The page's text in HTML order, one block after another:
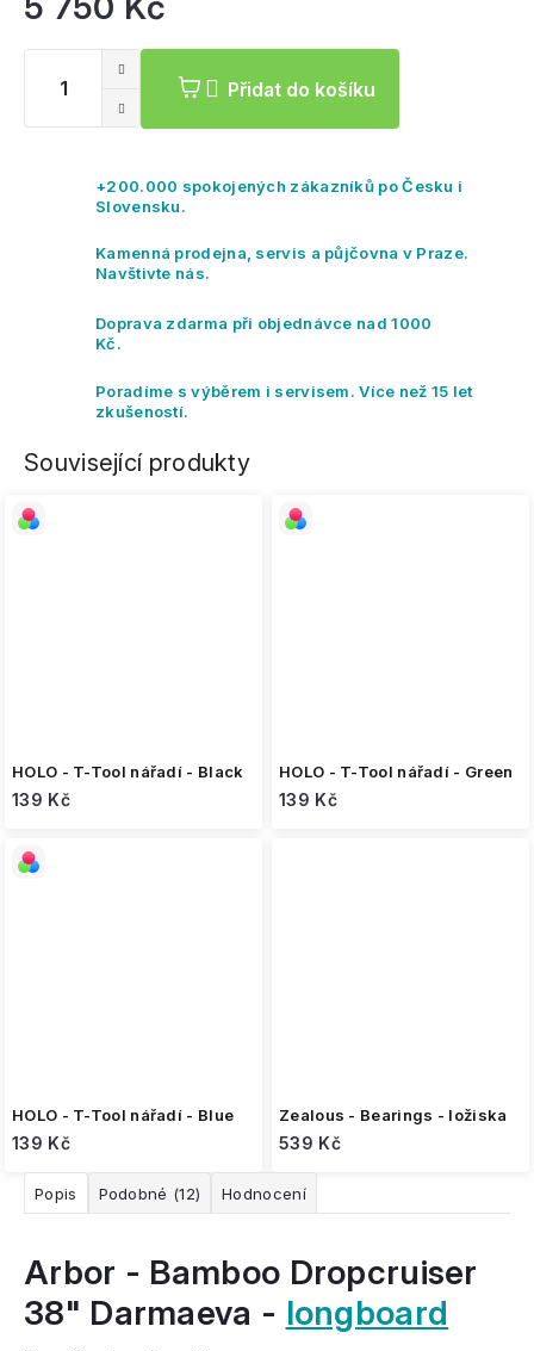
Přidat do košíku
+200.000 spokojených zákazníků po Česku i
Slovensku.
Kamenná prodejna, servis a půjčovna v Praze.
Navštivte nás.
Doprava zdarma při objednávce nad 1000
Kč.
Poradíme s výběrem i servisem. Více než 15 let
zkušeností.
Související produkty
HOLO - T-Tool nářadí - Black
139 Kč
HOLO - T-Tool nářadí - Green
139 Kč
HOLO - T-Tool nářadí - Blue
139 Kč
Zealous - Bearings - ložiska
539 Kč
Popis Podobné (12) Hodnocení
Arbor - Bamboo Dropcruiser
38" Darmaeva - longboard